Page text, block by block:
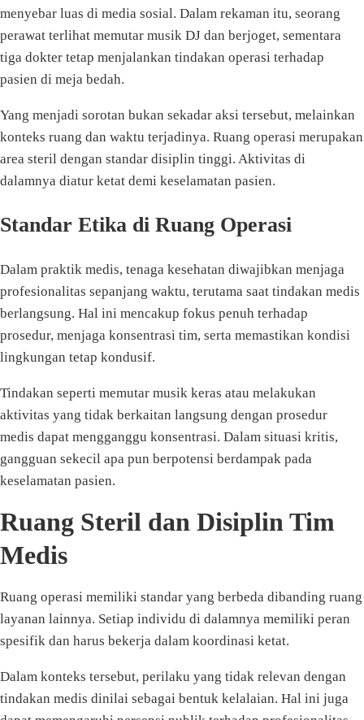
menyebar luas di media sosial. Dalam rekaman itu, seorang
perawat terlihat memutar musik DJ dan berjoget, sementara
tiga dokter tetap menjalankan tindakan operasi terhadap
pasien di meja bedah.
Yang menjadi sorotan bukan sekadar aksi tersebut, melainkan
konteks ruang dan waktu terjadinya. Ruang operasi merupakan
area steril dengan standar disiplin tinggi. Aktivitas di
dalamnya diatur ketat demi keselamatan pasien.
Standar Etika di Ruang Operasi
Dalam praktik medis, tenaga kesehatan diwajibkan menjaga
profesionalitas sepanjang waktu, terutama saat tindakan medis
berlangsung. Hal ini mencakup fokus penuh terhadap
prosedur, menjaga konsentrasi tim, serta memastikan kondisi
lingkungan tetap kondusif.
Tindakan seperti memutar musik keras atau melakukan
aktivitas yang tidak berkaitan langsung dengan prosedur
medis dapat mengganggu konsentrasi. Dalam situasi kritis,
gangguan sekecil apa pun berpotensi berdampak pada
keselamatan pasien.
Ruang Steril dan Disiplin Tim
Medis
Ruang operasi memiliki standar yang berbeda dibanding ruang
layanan lainnya. Setiap individu di dalamnya memiliki peran
spesifik dan harus bekerja dalam koordinasi ketat.
Dalam konteks tersebut, perilaku yang tidak relevan dengan
tindakan medis dinilai sebagai bentuk kelalaian. Hal ini juga